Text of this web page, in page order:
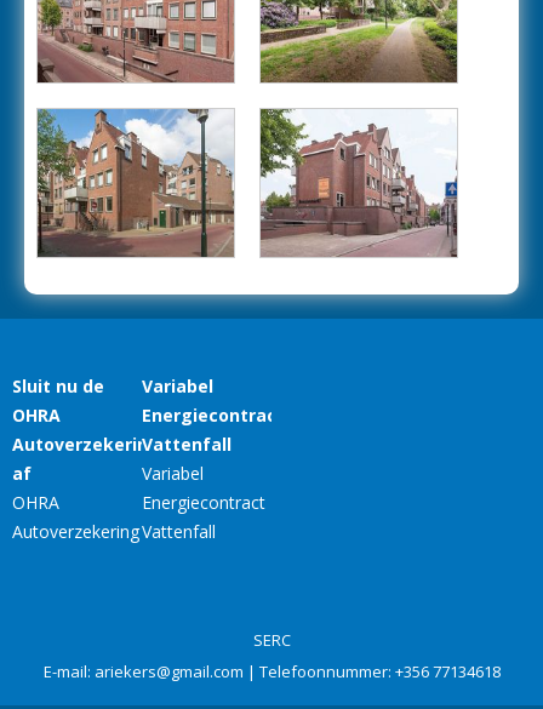
SERC
E-mail: ariekers@gmail.com | Telefoonnummer: +356 77134618